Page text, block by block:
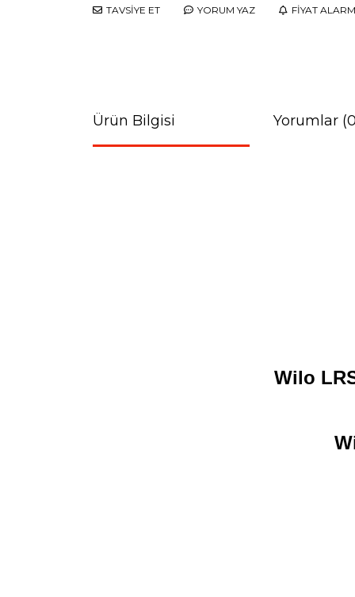
TAVSİYE ET YORUM YAZ FİYAT
Ürün Bilgisi Yorumlar
Wilo